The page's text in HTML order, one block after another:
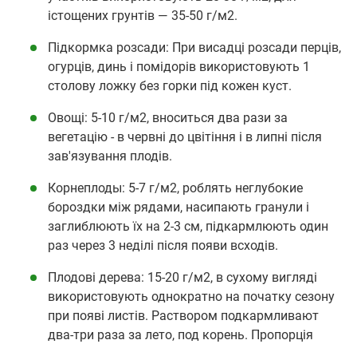
істощених грунтів — 35-50 г/м2.
Підкормка розсади: При висадці розсади перців,
огурців, динь і помідорів використовують 1
столову ложку без горки під кожен куст.
Овощі: 5-10 г/м2, вноситься два рази за
вегетацію - в червні до цвітіння і в липні після
зав'язування плодів.
Корнеплоды: 5-7 г/м2, роблять неглубокие
бороздки між рядами, насипають гранули і
заглиблюють їх на 2-3 см, підкармлюють один
раз через 3 неділі після появи всходів.
Плодові дерева: 15-20 г/м2, в сухому вигляді
використовують однократно на початку сезону
при появі листів. Раствором подкармливают
два-три раза за лето, под корень. Пропорція